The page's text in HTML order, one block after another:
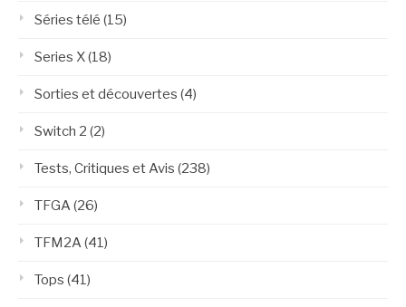
Séries télé (15)
Series X(18)
Sorties et découvertes (4)
Switch 2 (2)
Tests, Critiques et Avis (238)
TFGA(26)
TFM2A(41)
Tops (41)